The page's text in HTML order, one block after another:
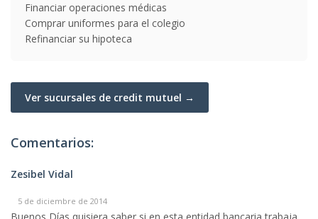
Financiar operaciones médicas
Comprar uniformes para el colegio
Refinanciar su hipoteca
Ver sucursales de credit mutuel →
Comentarios:
Zesibel Vidal
5 de diciembre de 2014